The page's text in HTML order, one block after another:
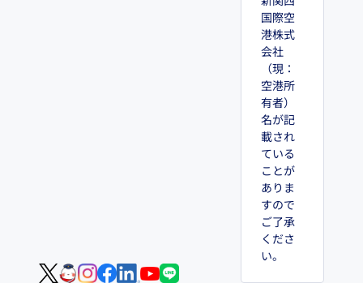
国際空
港株式
会社
（現：
空港所
有者）
名が記
載され
ている
ことが
ありま
すので
ご了承
くださ
い。